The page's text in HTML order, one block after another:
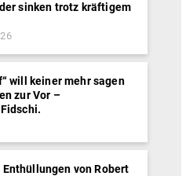
sinken trotz kräftigem
will keiner mehr sagen
zur Vor –
Enthüllungen von Robert